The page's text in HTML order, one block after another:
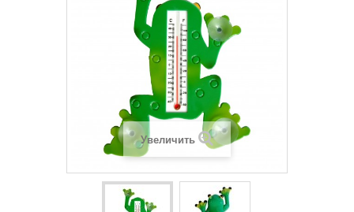
Увеличить